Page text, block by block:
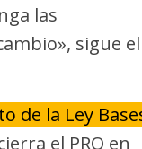
las
sigue el
de la Ley
el PRO en